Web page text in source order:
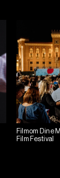
Filmom Dine
Film Festival